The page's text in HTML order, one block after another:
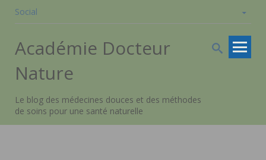
Social
Académie Docteur
Nature
Le blog des médecines douces et des méthodes
de soins pour une santé naturelle
Skip to
content